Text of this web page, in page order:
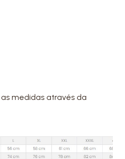
medidas através da